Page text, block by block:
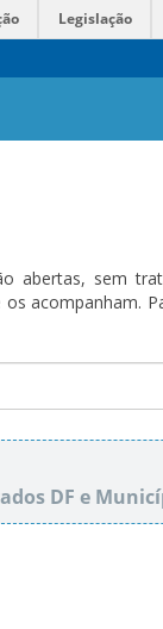
Legislação
abertas, sem
acompanham.
DF e